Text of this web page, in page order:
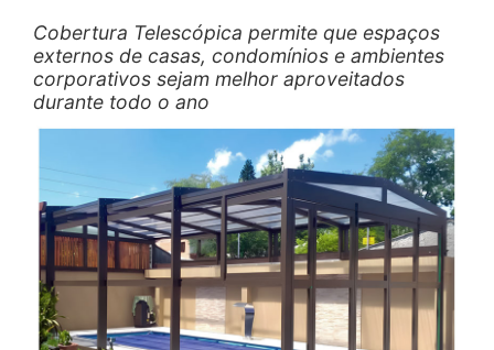
Cobertura Telescópica permite que espaços
externos de casas, condomínios e ambientes
corporativos sejam melhor aproveitados
durante todo o ano